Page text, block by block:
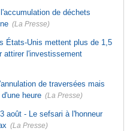
de déchets
(La Presse)
États-Unis mettent plus de 1,5
attirer l'investissement
de traversées mais
heure (La Presse)
août - Le sefsari à l'honneur
(La Presse)